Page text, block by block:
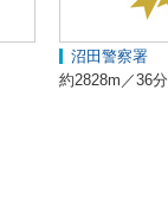
沼田警察署
約2828m／36分